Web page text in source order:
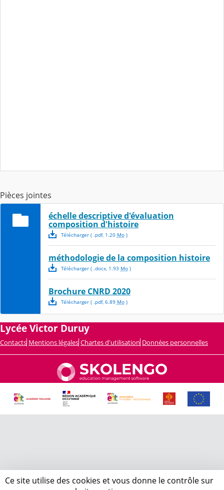
Pièces jointes
échelle descriptive d'évaluation
composition d'histoire
Télécharger( .pdf, 1.20 Mo)
méthodologie de la composition histoire
Télécharger( .docx, 1.93 Mo)
Brochure CNRD 2020
Télécharger( .pdf, 6.89 Mo)
Lycée Victor Duruy
Contacts Mentions légales Chartes d'utilisation Données personnelles
Ce site utilise des cookies et vous donne le contrôle sur